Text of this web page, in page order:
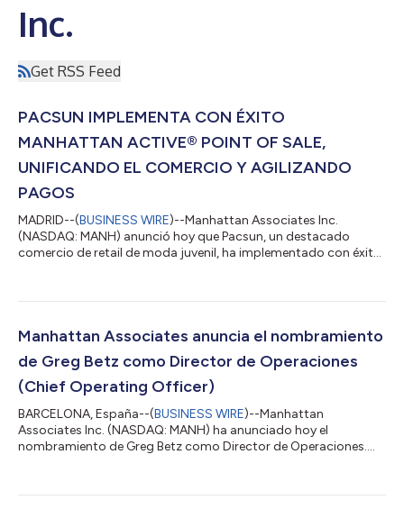
Inc.
Get RSS Feed
PACSUN IMPLEMENTA CON ÉXITO
MANHATTAN ACTIVE® POINT OF SALE,
UNIFICANDO EL COMERCIO Y AGILIZANDO
PAGOS
MADRID--(BUSINESS WIRE)--Manhattan Associates Inc.
(NASDAQ: MANH) anunció hoy que Pacsun, un destacado
comercio de retail de moda juvenil, ha implementado con éxito
asociados combinar la comodidad digital con una experiencia
que inició con una fase piloto, Pacsun desplegó la solución POS
Manhattan Associates anuncia el nombramiento
de Greg Betz como Director de Operaciones
(Chief Operating Officer)
BARCELONA, España--(BUSINESS WIRE)--Manhattan
Associates Inc. (NASDAQ: MANH) ha anunciado hoy el
nombramiento de Greg Betz como Director de Operaciones.
incorporarse a Manhattan Associates, Greg lideró Microsoft